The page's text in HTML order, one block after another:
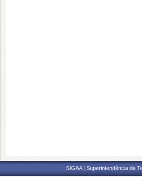
SIGAA | Superintendência de